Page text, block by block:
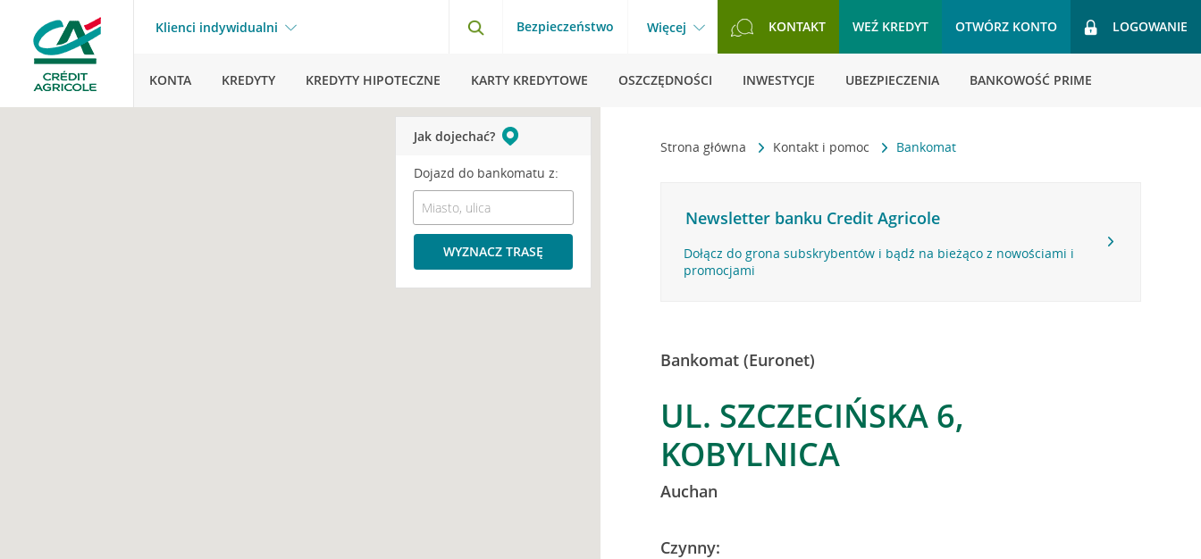
Klienci indywidualni Bezpieczeństwo Więcej KONTAKT WEŹ KREDYT OTWÓRZ KONTO LOGOWANIE
KONTA KREDYTY KREDYTY HIPOTECZNE KARTY KREDYTOWE OSZCZĘDNOŚCI INWESTYCJE UBEZPIECZENIA BANKOWOŚĆ PRIME
Strona główna Kontakt i pomoc Bankomat
Newsletter banku Credit Agricole
Dołącz do grona subskrybentów i bądź na bieżąco z nowościami i
promocjami
Bankomat (Euronet)
UL. SZCZECIŃSKA 6,
KOBYLNICA
Auchan
Czynny:
Jak dojechać?
Dojazd do bankomatu z:
WYZNACZ TRASĘ